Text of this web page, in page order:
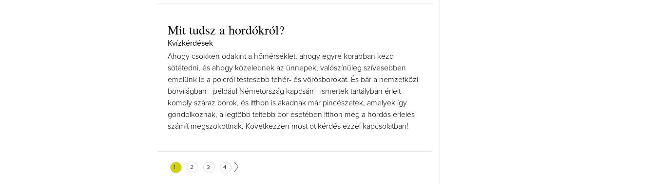
Mit tudsz a hordókról?
Kvízkérdések
Ahogy csökken odakint a hőmérséklet, ahogy egyre korábban kezd
sötétedni, és ahogy közelednek az ünnepek, valószínűleg szívesebben
emelünk le a polcról testesebb fehér- és vörösborokat. És bár a nemzetközi
borvilágban - például Németország kapcsán - ismertek tartályban érlelt
komoly száraz borok, és itthon is akadnak már pincészetek, amelyek így
gondolkoznak, a legtöbb teltebb bor esetében itthon még a hordós érlelés
számít megszokottnak. Következzen most öt kérdés ezzel kapcsolatban!
1 2 3 4